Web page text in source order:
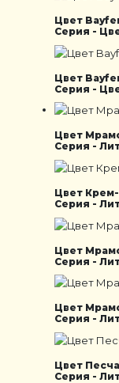
Цвет
Серия -
Цвет
Серия -
Цвет
Серия -
Цвет
Серия -
Цвет
Серия -
Цвет
Серия -
Цвет
Серия -